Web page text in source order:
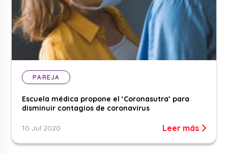
PAREJA
Escuela médica propone el ‘Coronasutra’ para
disminuir contagios de coronavirus
10 Jul 2020 Leer más